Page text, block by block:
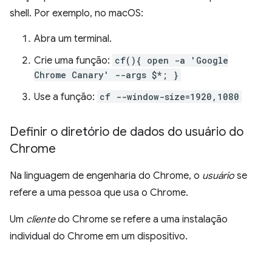
shell. Por exemplo, no macOS:
Abra um terminal.
Crie uma função: cf(){ open -a 'Google
Chrome Canary' --args $*; }
Use a função: cf --window-size=1920,1080
Definir o diretório de dados do usuário do
Chrome
Na linguagem de engenharia do Chrome, o usuário se
refere a uma pessoa que usa o Chrome.
Um clientedo Chrome se refere a uma instalação
individual do Chrome em um dispositivo.